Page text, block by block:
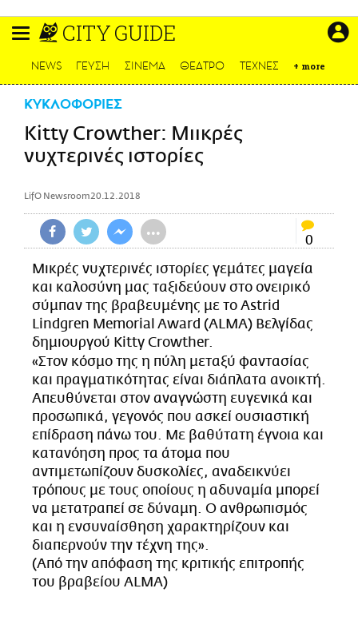
περιεχόμενο
CITY GUIDE
LIFO SHOP
NEWSLETTER
ΜΙΚΡΟΠΡΑΓΜΑΤΑ
THE GOOD LIFO
LIFOLAND
CITY GUIDE
ΑΜΠΑ
PRINT
ΕΙΔΗΣΕΙΣ
CULTURE
ΑΠΟΨΕΙΣ
ΤΡΟΠΟΣ ΖΩΗΣ
PODCASTS
NEWS ΓΕΥΣΗ ΣΙΝΕΜΑ ΘΕΑΤΡΟ ΤΕΧΝΕΣ + more
ΚΥΚΛΟΦΟΡΙΕΣ
Kitty Crowther: Μιικρές
νυχτερινές ιστορίες
LifO Newsroom20.12.2018
•••
0
Μικρές νυχτερινές ιστορίες γεμάτες μαγεία
και καλοσύνη μας ταξιδεύουν στο ονειρικό
σύμπαν της βραβευμένης με το Astrid
Lindgren Memorial Award (ALMA) Βελγίδας
δημιουργού Kitty Crowther.
«Στον κόσμο της η πύλη μεταξύ φαντασίας
και πραγματικότητας είναι διάπλατα ανοικτή.
Απευθύνεται στον αναγνώστη ευγενικά και
προσωπικά, γεγονός που ασκεί ουσιαστική
επίδραση πάνω του. Με βαθύτατη έγνοια και
κατανόηση προς τα άτομα που
αντιμετωπίζουν δυσκολίες, αναδεικνύει
τρόπους με τους οποίους η αδυναμία μπορεί
να μετατραπεί σε δύναμη. Ο ανθρωπισμός
και η ενσυναίσθηση χαρακτηρίζουν και
διαπερνούν την τέχνη της».
(Από την απόφαση της κριτικής επιτροπής
του βραβείου ALMA)